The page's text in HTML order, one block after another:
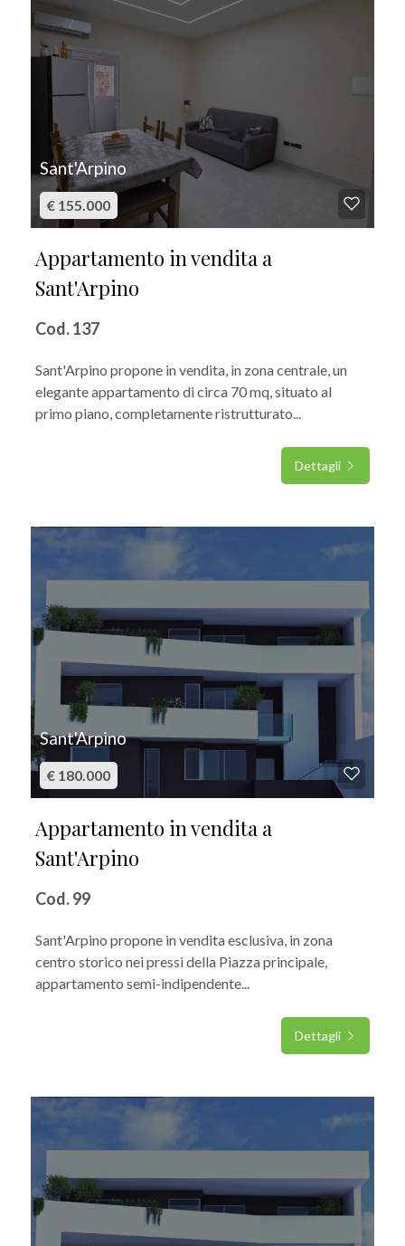
Sant'Arpino
€ 155.000
Appartamento in vendita a
Sant'Arpino
Cod. 137
Sant'Arpino propone in vendita, in zona centrale, un
elegante appartamento di circa 70 mq, situato al
primo piano, completamente ristrutturato...
Dettagli
Sant'Arpino
€ 180.000
Appartamento in vendita a
Sant'Arpino
Cod. 99
Sant'Arpino propone in vendita esclusiva, in zona
centro storico nei pressi della Piazza principale,
appartamento semi-indipendente...
Dettagli